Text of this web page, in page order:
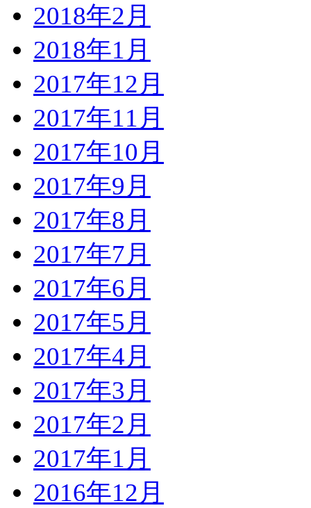
2018年2月
2018年1月
2017年12月
2017年11月
2017年10月
2017年9月
2017年8月
2017年7月
2017年6月
2017年5月
2017年4月
2017年3月
2017年2月
2017年1月
2016年12月